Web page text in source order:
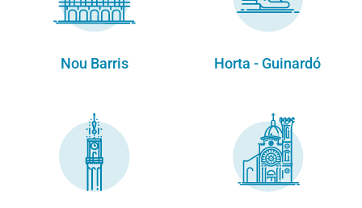
Nou Barris Horta - Guinardó